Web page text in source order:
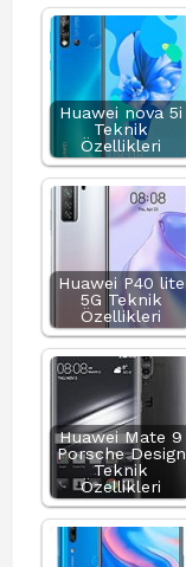
Huawei nova 5i
Teknik
Özellikleri
Huawei P40 lite
5G Teknik
Özellikleri
Huawei Mate 9
Porsche Design
Teknik
Özellikleri